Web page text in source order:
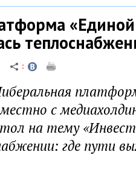
с
на тему
где пути